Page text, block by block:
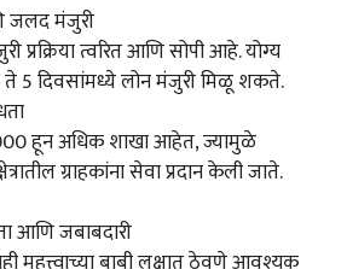
जलद मंजुरी
प्रक्रिया त्वरित आणि सोपी आहे. योग्य
5 दिवसांमध्ये लोन मंजुरी मिळू शकते.
हून अधिक शाखा आहेत, ज्यामुळे
ग्राहकांना सेवा प्रदान केली जाते.
आणि जबाबदारी